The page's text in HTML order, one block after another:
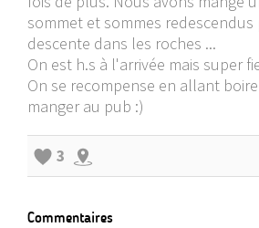
sommet et sommes redescendus
descente dans les roches ...
On est h.s à l'arrivée mais super
On se recompense en allant
manger au pub :)
3
Commentaires